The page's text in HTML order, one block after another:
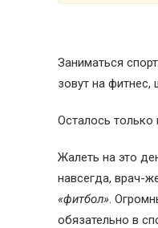
Заниматься
зовут на фитнес,
Осталось
Жалеть на это
навсегда, врач-
«фитбол».
обязательно в